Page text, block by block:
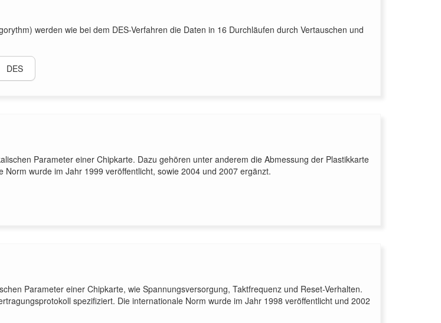
werden wie bei dem DES-Verfahren die Daten in 16 Durchläufen durch Vertauschen und
DES
Parameter einer Chipkarte. Dazu gehören unter anderem die Abmessung der Plastikkarte
wurde im Jahr 1999 veröffentlicht, sowie 2004 und 2007 ergänzt.
Parameter einer Chipkarte, wie Spannungsversorgung, Taktfrequenz und Reset-Verhalten.
spezifiziert. Die internationale Norm wurde im Jahr 1998 veröffentlicht und 2002